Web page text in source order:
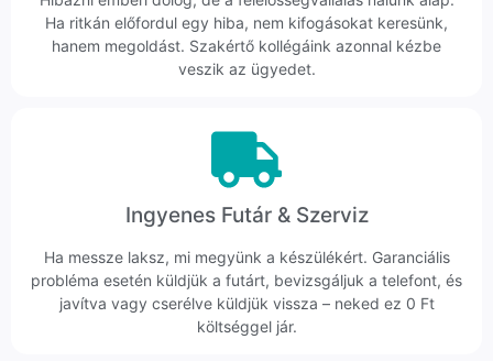
Ha ritkán előfordul egy hiba, nem kifogásokat keresünk,
hanem megoldást. Szakértő kollégáink azonnal kézbe
veszik az ügyedet.
Ingyenes Futár & Szerviz
Ha messze laksz, mi megyünk a készülékért. Garanciális
probléma esetén küldjük a futárt, bevizsgáljuk a telefont, és
javítva vagy cserélve küldjük vissza – neked ez 0 Ft
költséggel jár.